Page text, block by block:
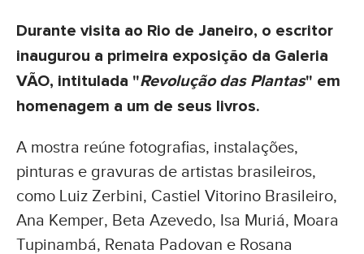
Durante visita ao Rio de Janeiro, o escritor
inaugurou a primeira exposição da Galeria
VÃO, intitulada "Revolução das Plantas" em
homenagem a um de seus livros.
A mostra reúne fotografias, instalações,
pinturas e gravuras de artistas brasileiros,
como Luiz Zerbini, Castiel Vitorino Brasileiro,
Ana Kemper, Beta Azevedo, Isa Muriá, Moara
Tupinambá, Renata Padovan e Rosana